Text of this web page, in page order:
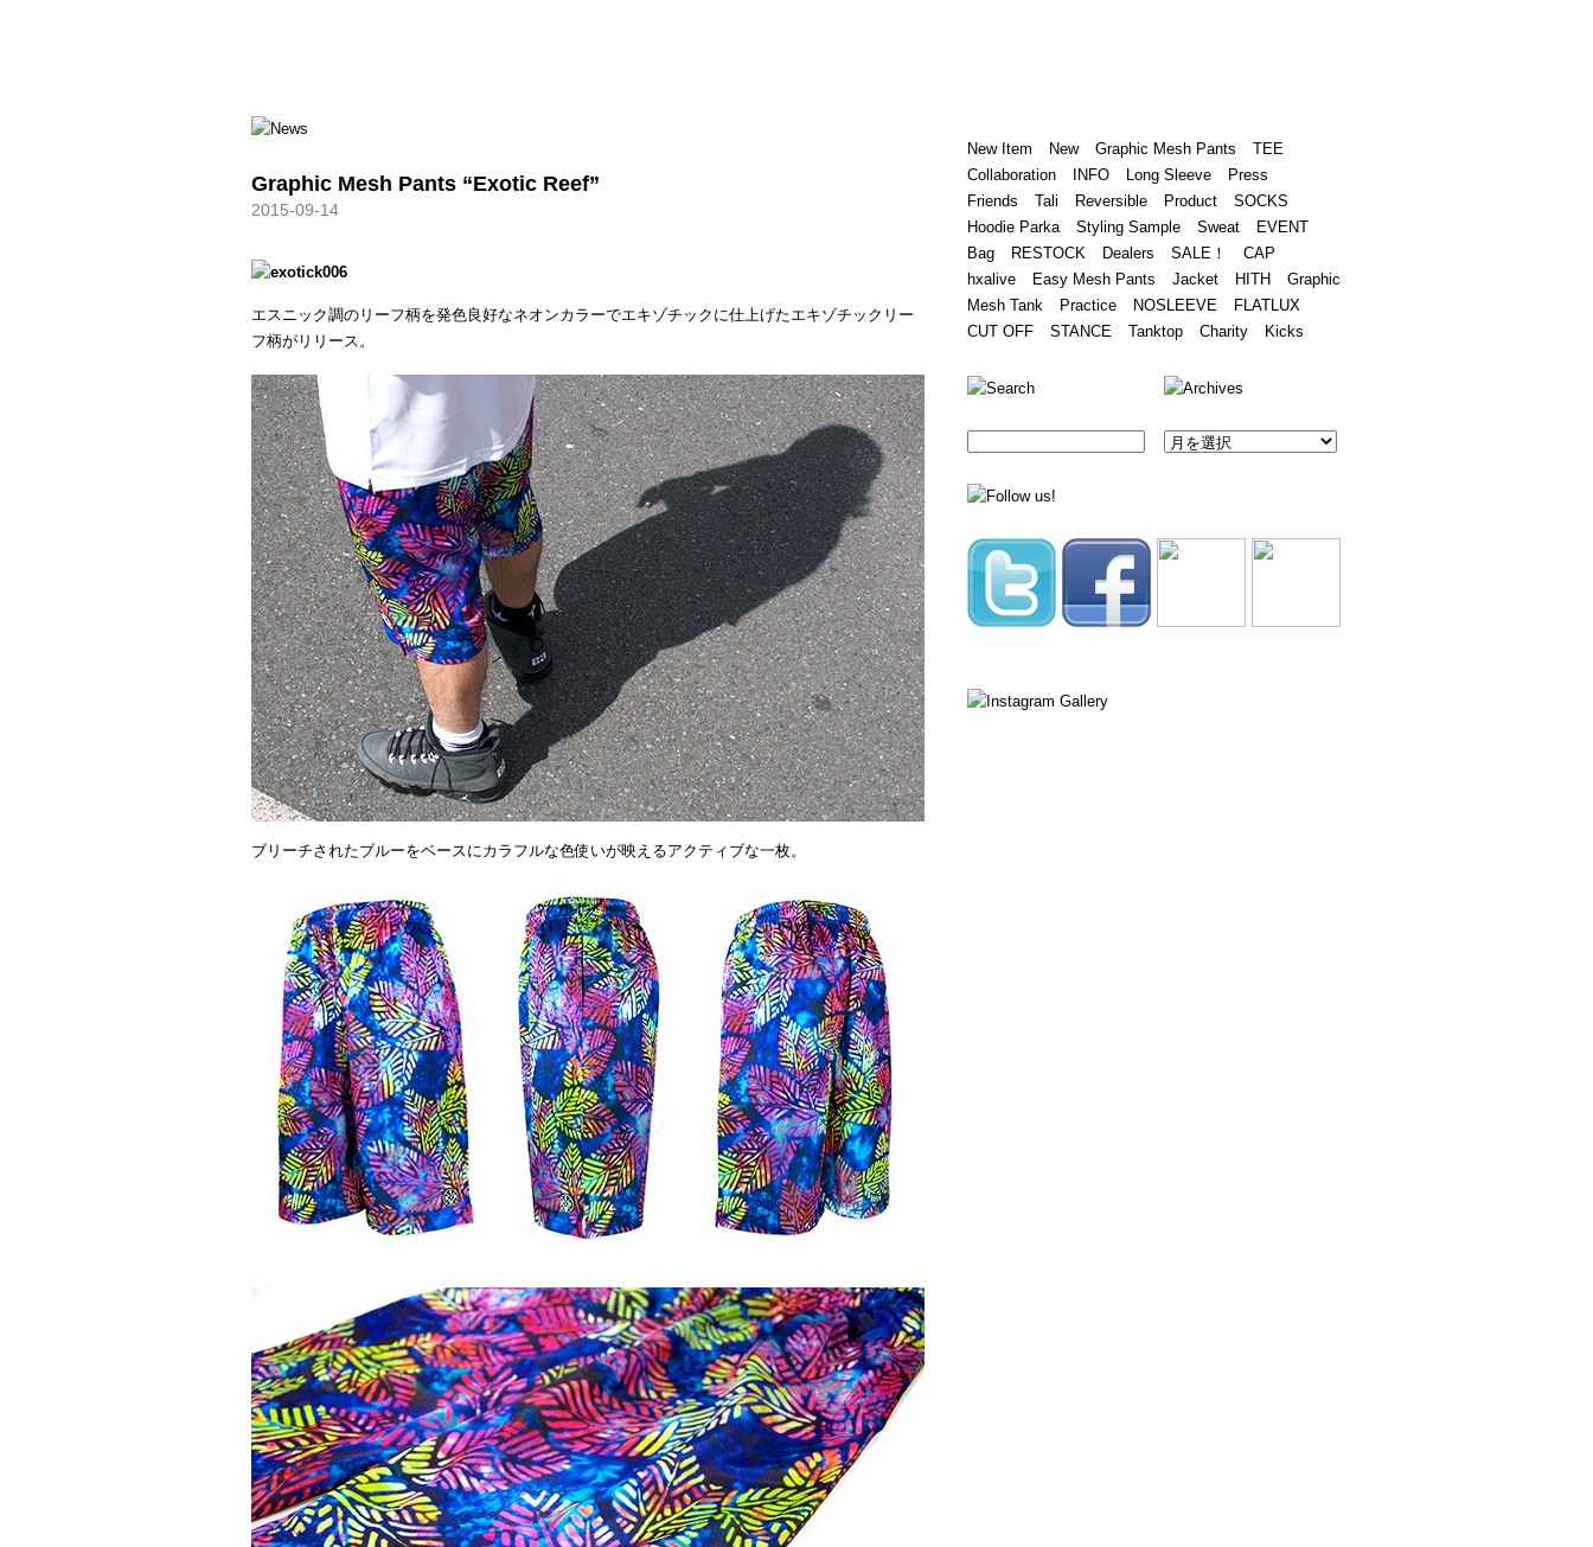
Graphic Mesh Pants “Exotic Reef”
2015-09-14
エスニック調のリーフ柄を発色良好なネオンカラーでエキゾチックに仕上げたエキゾチックリー
フ柄がリリース。
ブリーチされたブルーをベースにカラフルな色使いが映えるアクティブな一枚。
New Item New Graphic Mesh Pants
TEE
Collaboration
INFO Long Sleeve
Press
Friends
Tali Reversible Product
SOCKS
Hoodie Parka
Styling Sample Sweat
EVENT
Bag
RESTOCK Dealers SALE！
CAP
hxalive
Easy Mesh Pants Jacket HITH
Graphic
Mesh Tank
Practice NOSLEEVE
FLATLUX
CUT OFF
STANCE Tanktop Charity Kicks